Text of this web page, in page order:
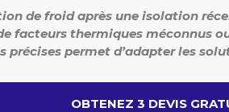
de froid après une isolation
facteurs thermiques méconnus
précises permet d’adapter les
OBTENEZ 3 DEVIS